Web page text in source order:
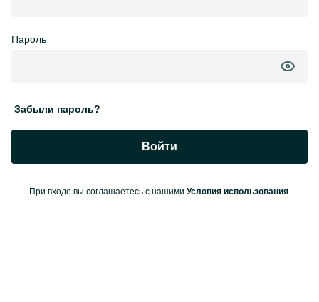
Пароль
Забыли пароль?
Войти
При входе вы соглашаетесь с нашими Условия использования.